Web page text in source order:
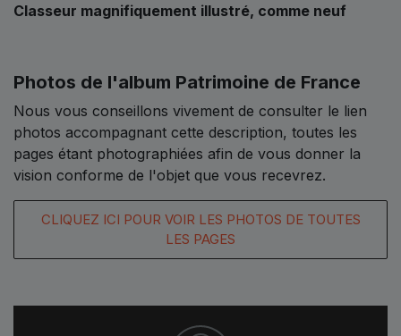
Classeur magnifiquement illustré, comme neuf
Photos de l'album Patrimoine de France
Nous vous conseillons vivement de consulter le lien
photos accompagnant cette description, toutes les
pages étant photographiées afin de vous donner la
vision conforme de l'objet que vous recevrez.
CLIQUEZ ICI POUR VOIR LES PHOTOS DE TOUTES
LES PAGES